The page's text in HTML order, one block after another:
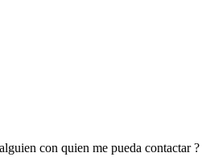
con quien me pueda contactar ?